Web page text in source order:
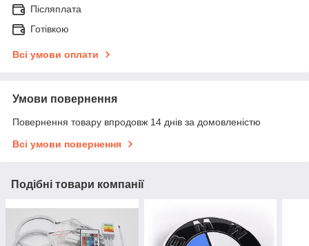
Післяплата
Готівкою
Всі умови оплати
Умови повернення
Повернення товару впродовж 14 днів за домовленістю
Всі умови повернення
Подібні товари компанії